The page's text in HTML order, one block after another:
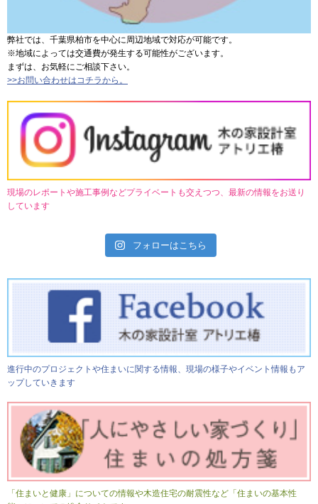
弊社では、千葉県柏市を中心に周辺地域で対応が可能です。
※地域によっては交通費が発生する可能性がございます。
まずは、お気軽にご相談下さい。
>>お問い合わせはコチラから。
現場のレポートや施工事例などプライベートも交えつつ、最新の情報をお送り
しています
フォローはこちら
進行中のプロジェクトや住まいに関する情報、現場の様子やイベント情報もア
ップしていきます
「住まいと健康」についての情報や木造住宅の耐震性など「住まいの基本性